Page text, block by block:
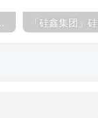
11.4%，投资价值深度解析